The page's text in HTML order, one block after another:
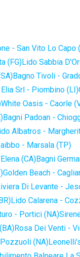
- San Vito Lo Capo
(FG)Lido Sabbia
Bagno Tivoli -
Elia Srl - Piombino (LI)
White Oasis - Caorle
Bagni Padoan -
Albatros -
- Marsala (TP)
(CA)Bagni
Golden Beach -
Di Levante -
Lido Calarena -
- Portici (NA)
Rosa Dei Venti -
(NA)